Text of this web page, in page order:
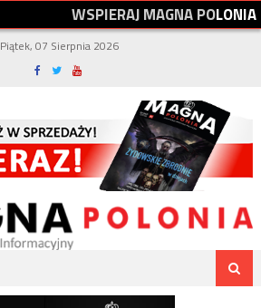
WSPIERAJMAGNAPOLONIA
Piątek, 07 Sierpnia 2026